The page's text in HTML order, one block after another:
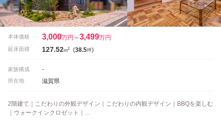
本体価格 3,000万円 ～3,499万円
延床面積 127.52m2 (38.5坪)
家族構成 -
所在地 滋賀県
2階建て｜こだわりの外観デザイン｜こだわりの内観デザイン｜BBQを楽しむ
｜ウォークインクロゼット｜…